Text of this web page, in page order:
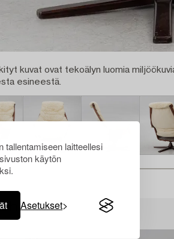
tallentamiseen laitteellesi
käytön
Asetukset
kuvat ovat tekoälyn luomia
esineestä.